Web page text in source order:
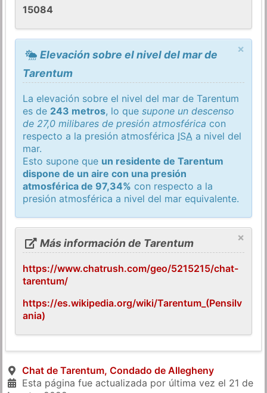
15084
×
Elevación sobre el nivel del mar de
Tarentum
La elevación sobre el nivel del mar de Tarentum
es de 243 metros, lo quesupone un descenso
de 27,0 milibares de presión atmosférica con
respecto a la presión atmosférica ISA a nivel del
mar.
Esto supone que un residente de Tarentum
dispone de un aire con una presión
atmosférica de 97,34% con respecto a la
presión atmosférica a nivel del mar equivalente.
×
Más información de Tarentum
https://www.chatrush.com/geo/5215215/chat-
tarentum/
https://es.wikipedia.org/wiki/Tarentum_(Pensilv
ania)
Chat de Tarentum, Condado de Allegheny
Esta página fue actualizada por última vez el 21 de